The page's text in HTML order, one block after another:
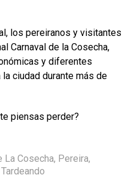
los pereiranos y visitantes
Carnaval de la Cosecha,
y diferentes
ciudad durante más de
piensas perder?
La Cosecha, Pereira,
Tardeando